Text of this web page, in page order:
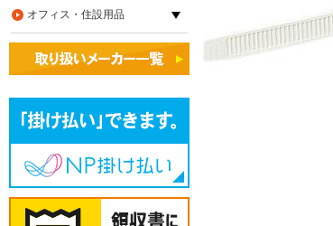
オフィス・住設用品